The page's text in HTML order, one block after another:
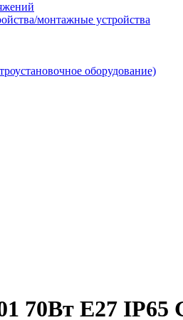
монтажные устройства
оборудование)
70Вт E27 IP65